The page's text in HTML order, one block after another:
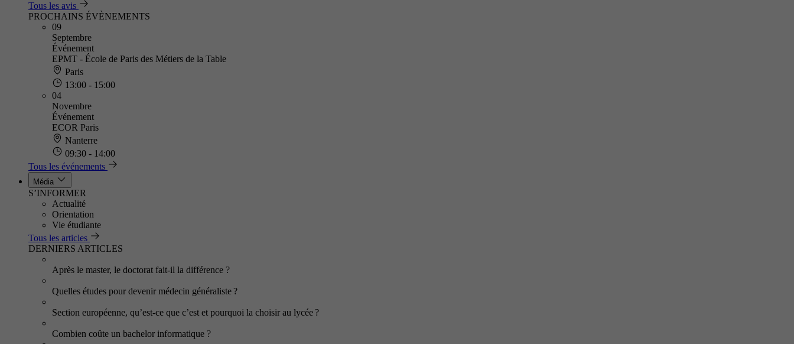
Tous les avis
PROCHAINS ÉVÈNEMENTS
09
Septembre
Événement
EPMT - École de Paris des Métiers de la Table
Paris
13:00 - 15:00
04
Novembre
Événement
ECOR Paris
Nanterre
09:30 - 14:00
Tous les événements
Média
S’INFORMER
Actualité
Orientation
Vie étudiante
Tous les articles
DERNIERS ARTICLES
Après le master, le doctorat fait-il la différence ?
Quelles études pour devenir médecin généraliste ?
Section européenne, qu’est-ce que c’est et pourquoi la choisir au lycée ?
Combien coûte un bachelor informatique ?